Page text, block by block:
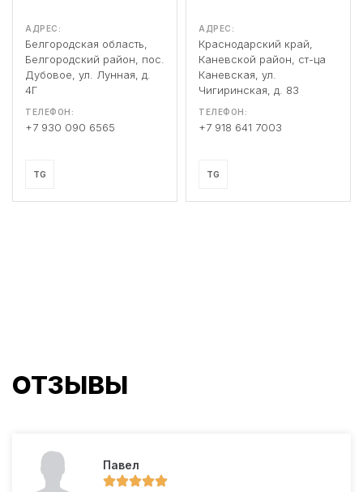
АДРЕС:
Белгородская область,
Белгородский район, пос.
Дубовое, ул. Лунная, д.
4Г
ТЕЛЕФОН:
+7 930 090 6565
TG
АДРЕС:
Краснодарский край,
Каневской район, ст-ца
Каневская, ул.
Чигиринская, д. 83
ТЕЛЕФОН:
+7 918 641 7003
TG
ОТЗЫВЫ
Павел